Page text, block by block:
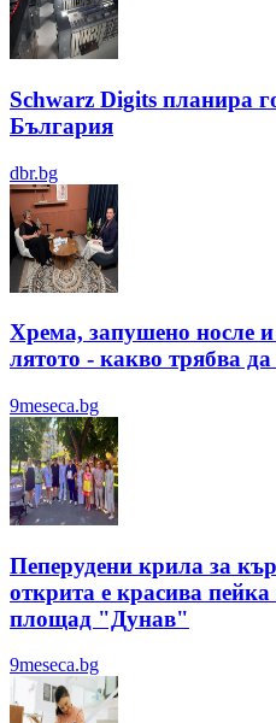
Schwarz Digits планира
България
dbr.bg
Хрема, запушено носле
лятотo - какво трябва да
9meseca.bg
Пеперудени крила за
открита е красива
площад "Дунав"
9meseca.bg